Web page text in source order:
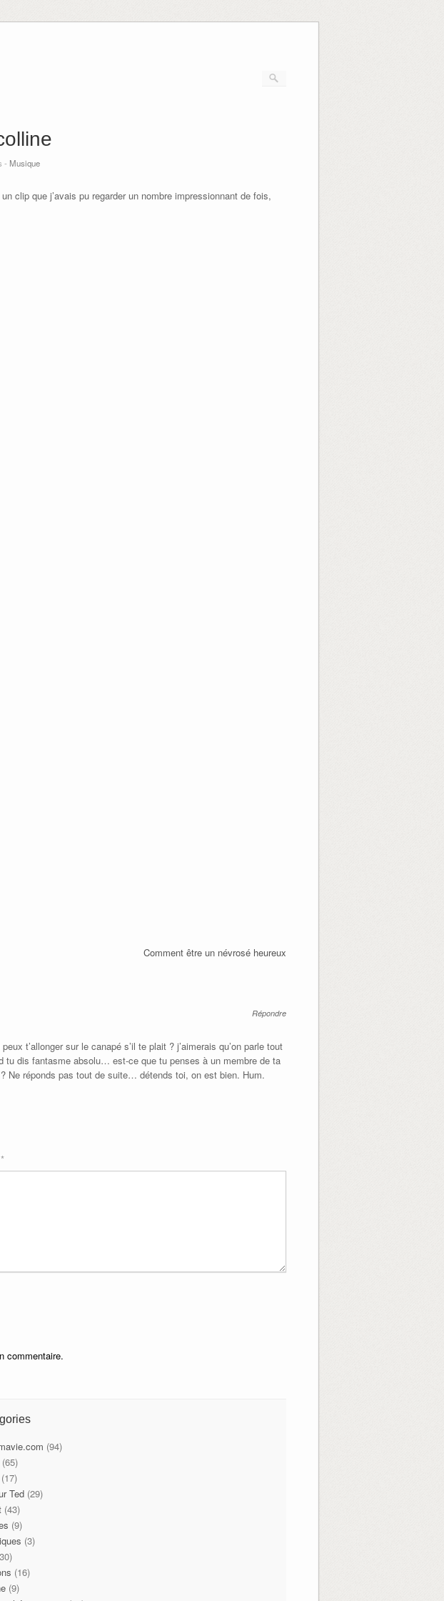
- Musique
clip que j’avais pu regarder un nombre impressionnant de fois,
Comment être un névrosé heureux
Répondre
t’allonger sur le canapé s’il te plait ? j’aimerais qu’on parle tout
dis fantasme absolu… est-ce que tu penses à un membre de ta
Ne réponds pas tout de suite… détends toi, on est bien. Hum.
*
commentaire.
(94)
(65)
(17)
Ted (29)
(43)
(9)
(3)
(16)
(9)